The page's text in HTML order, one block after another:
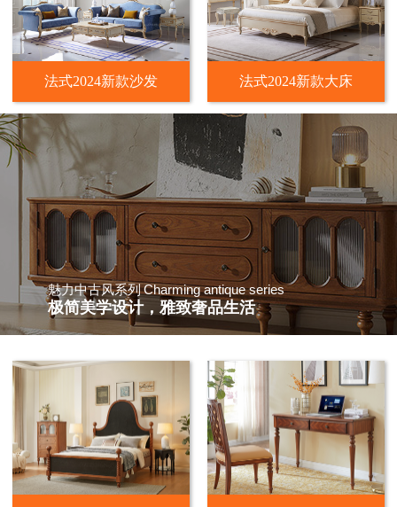
法式2024新款沙发 法式2024新款大床
魅力中古风系列 Charming antique series
极简美学设计，雅致奢品生活